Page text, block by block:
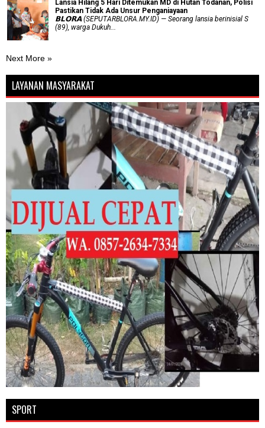
Lansia Hilang 5 Hari Ditemukan MD di Hutan Todanan, Polisi
Pastikan Tidak Ada Unsur Penganiayaan
𝗕𝗟𝗢𝗥𝗔 (SEPUTARBLORA.MY.ID) — Seorang lansia berinisial S
(89), warga Dukuh...
Next More »
LAYANAN MASYARAKAT
SPORT